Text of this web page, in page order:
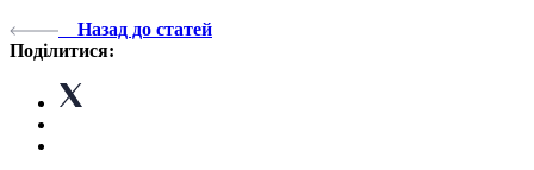
Назад до статей
Поділитися: